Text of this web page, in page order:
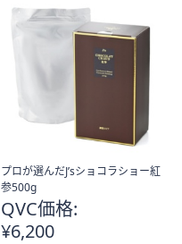
プロが選んだJ’sショコラショー紅
参500g
QVC価格:
¥6,200